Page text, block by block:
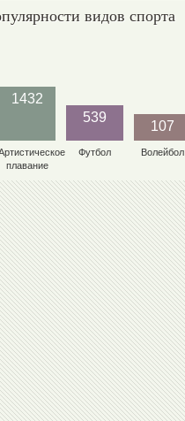
видов спорта
1432
плавание
539
Футбол
107
Волейбол